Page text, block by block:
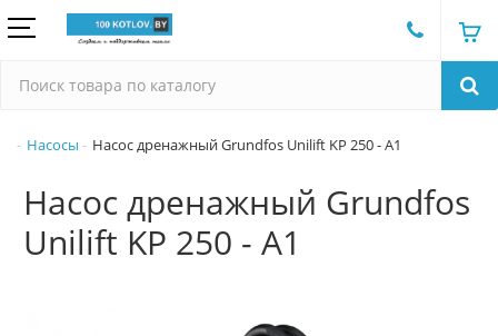
Насосы Насос дренажный Grundfos Unilift KP 250 - A1
Насос дренажный Grundfos
Unilift KP 250 - A1